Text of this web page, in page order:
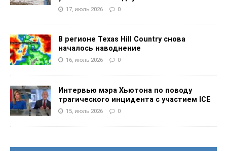
17, июль 2026 0
В регионе Texas Hill Country снова
началось наводнение
16, июль 2026 0
Интервью мэра Хьютона по поводу
трагического инцидента с участием ICE
15, июль 2026 0